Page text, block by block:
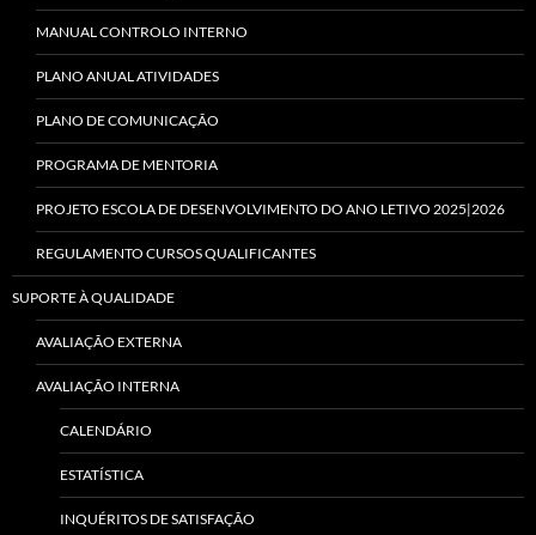
MANUAL CONTROLO INTERNO
PLANO ANUAL ATIVIDADES
PLANO DE COMUNICAÇÃO
PROGRAMA DE MENTORIA
PROJETO ESCOLA DE DESENVOLVIMENTO DO ANO LETIVO 2025|2026
REGULAMENTO CURSOS QUALIFICANTES
SUPORTE À QUALIDADE
AVALIAÇÃO EXTERNA
AVALIAÇÃO INTERNA
CALENDÁRIO
ESTATÍSTICA
INQUÉRITOS DE SATISFAÇÃO